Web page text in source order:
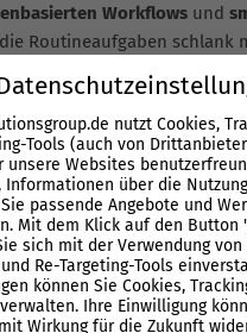
Workflows und
Routineaufgaben schlank
beschleunigt. So
wirklich Wachstum
Tag an SEO-ready.
Routine-Checks.
auf Basis sauberer
für SEO.
Beratung
nutzt Cookies,
Tools (auch von
unsere Websites
Informationen über die
passende Angebote und
Mit dem Klick auf den Button
sich mit der Verwendung von
Re-Targeting-Tools
können Sie Cookies,
Ihre Einwilligung
Wirkung für die Zukunft